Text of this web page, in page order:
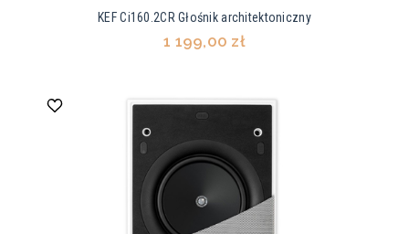
KEF Ci160.2CR Głośnik architektoniczny
1 199,00 zł